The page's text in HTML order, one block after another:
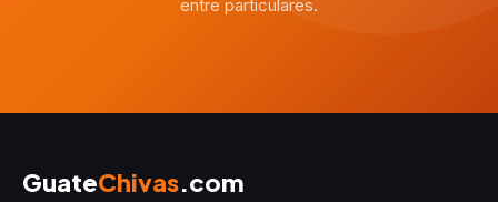
entre particulares.
GuateChivas.com